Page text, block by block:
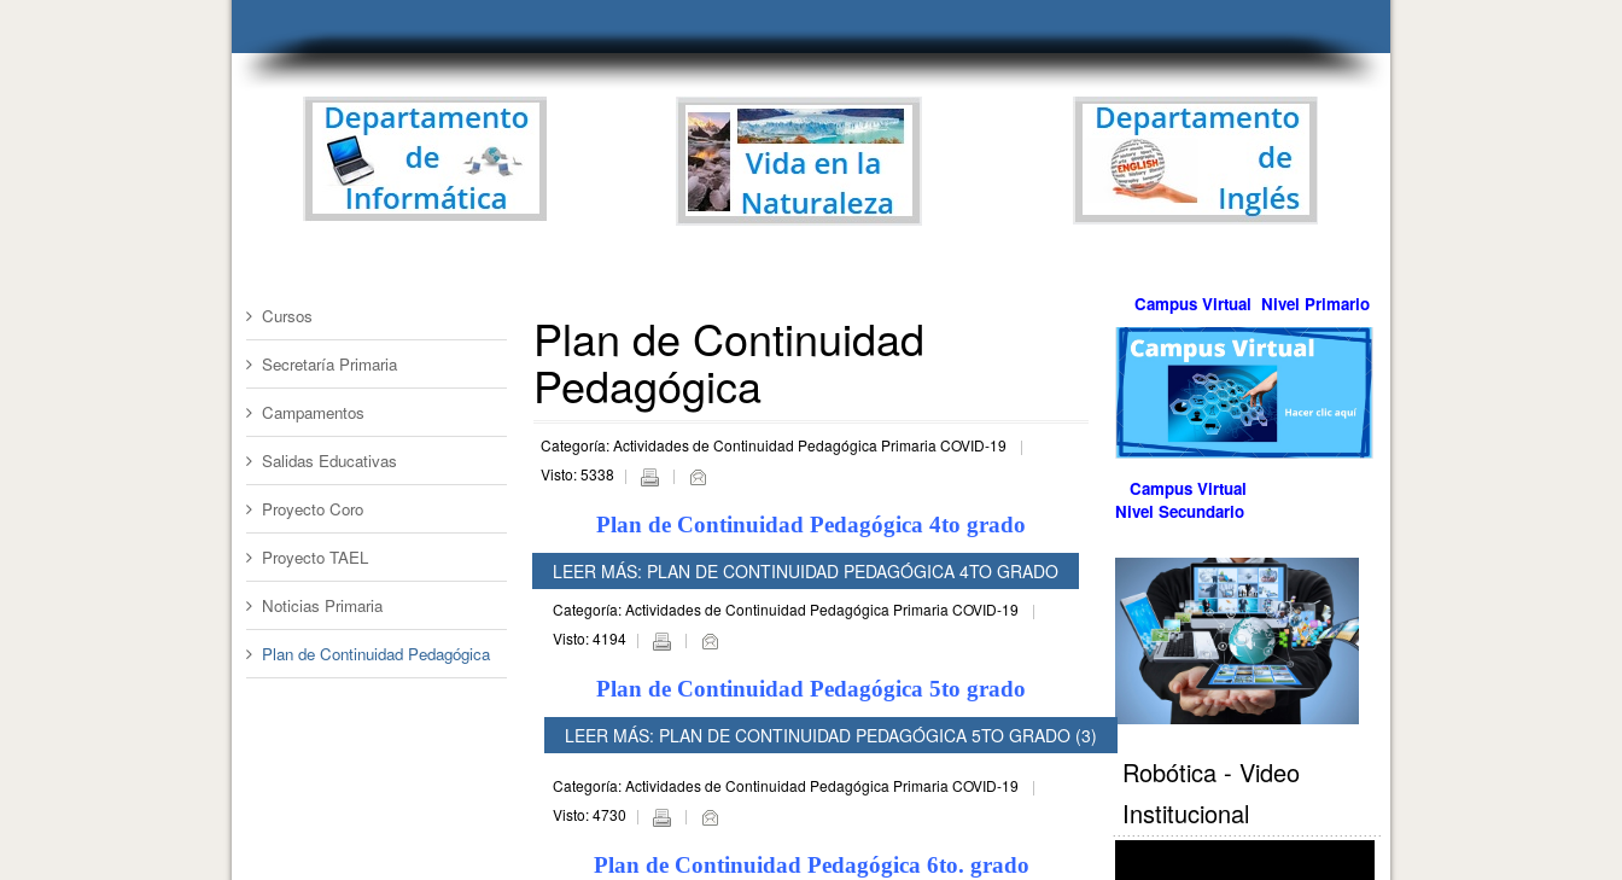
Cursos
Secretaría Primaria
Campamentos
Salidas Educativas
Proyecto Coro
Proyecto TAEL
Noticias Primaria
Plan de Continuidad Pedagógica
Plan de Continuidad
Pedagógica
Categoría: Actividades de Continuidad Pedagógica Primaria COVID-19
Visto: 5338
Plan de Continuidad Pedagógica 4to grado
LEER MÁS: PLAN DE CONTINUIDAD PEDAGÓGICA 4TO GRADO
Categoría: Actividades de Continuidad Pedagógica Primaria COVID-19
Visto: 4194
Plan de Continuidad Pedagógica 5to grado
LEER MÁS: PLAN DE CONTINUIDAD PEDAGÓGICA 5TO GRADO (3)
Categoría: Actividades de Continuidad Pedagógica Primaria COVID-19
Visto: 4730
Plan de Continuidad Pedagógica 6to. grado
Campus Virtual Nivel Primario
Campus Virtual
Nivel Secundario
Robótica - Video
Institucional